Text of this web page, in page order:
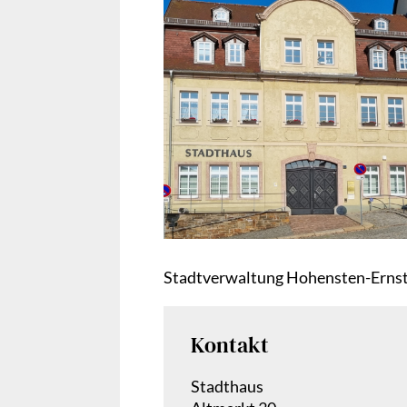
Stadtverwaltung Hohensten-
Kontakt
Stadthaus